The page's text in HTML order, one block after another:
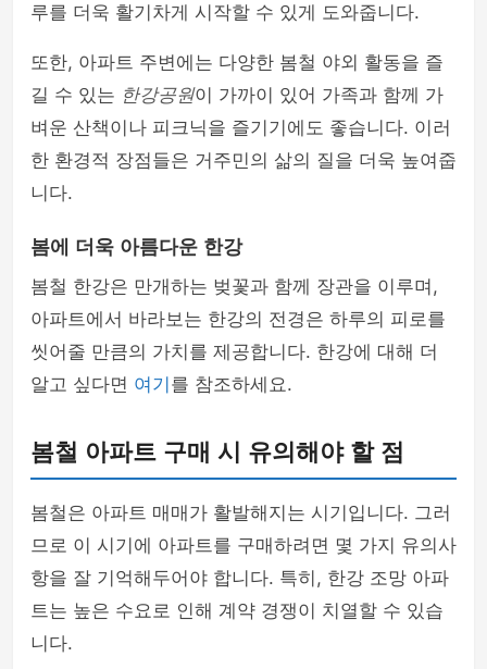
루를 더욱 활기차게 시작할 수 있게 도와줍니다.
또한, 아파트 주변에는 다양한 봄철 야외 활동을 즐
길 수 있는 한강공원이 가까이 있어 가족과 함께 가
벼운 산책이나 피크닉을 즐기기에도 좋습니다. 이러
한 환경적 장점들은 거주민의 삶의 질을 더욱 높여줍
니다.
봄에 더욱 아름다운 한강
봄철 한강은 만개하는 벚꽃과 함께 장관을 이루며,
아파트에서 바라보는 한강의 전경은 하루의 피로를
씻어줄 만큼의 가치를 제공합니다. 한강에 대해 더
알고 싶다면 여기 를 참조하세요.
봄철 아파트 구매 시 유의해야 할 점
봄철은 아파트 매매가 활발해지는 시기입니다. 그러
므로 이 시기에 아파트를 구매하려면 몇 가지 유의사
항을 잘 기억해두어야 합니다. 특히, 한강 조망 아파
트는 높은 수요로 인해 계약 경쟁이 치열할 수 있습
니다.